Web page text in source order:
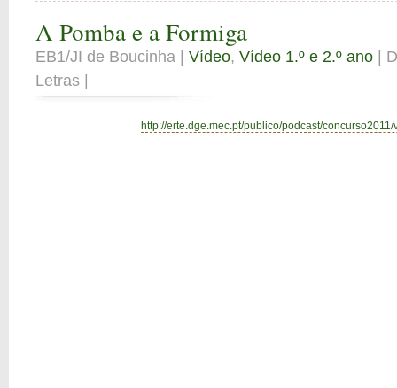
A Pomba e a Formiga
EB1/JI de Boucinha | Vídeo, Vídeo 1.º e 2.º ano |
Letras |
http://erte.dge.mec.pt/publico/podcast/